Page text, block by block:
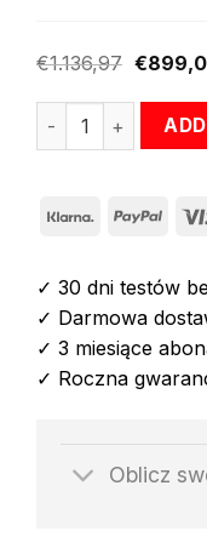
€1.136,97 €
ilość Zestaw
Klarna
✓ 30 dni testów
✓ Darmowa
✓ 3 miesiące
✓ Roczna
Oblicz